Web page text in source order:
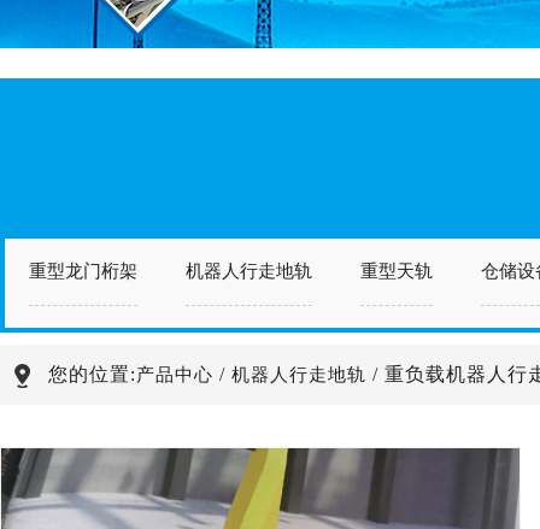
重型龙门桁架 机器人行走地轨 重型天轨 仓储设
您的位置:产品中心 / 机器人行走地轨 / 重负载机器人行